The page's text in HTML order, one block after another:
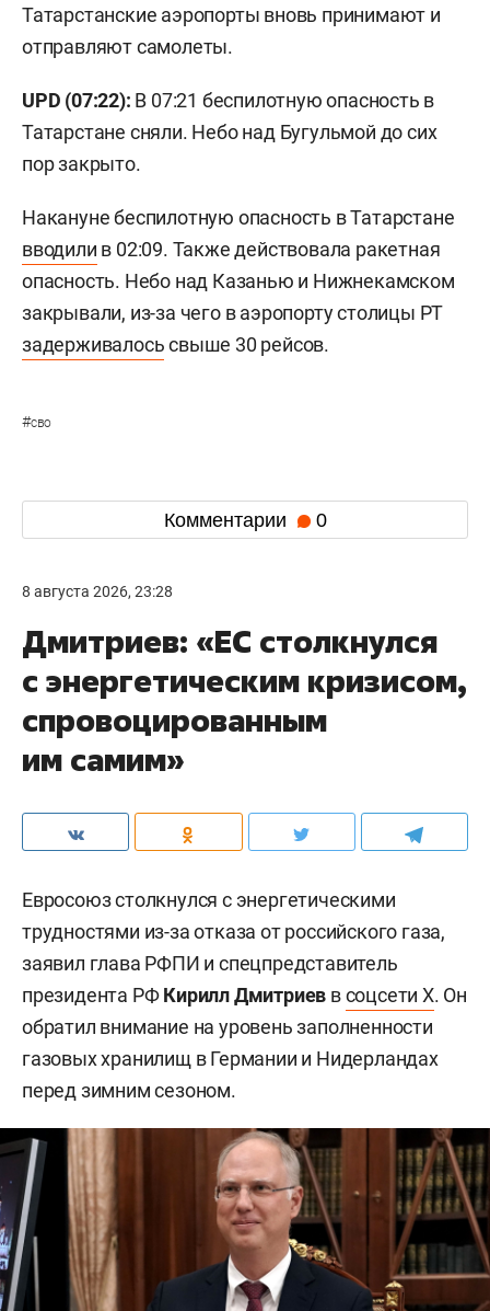
Татарстанские аэропорты вновь принимают и
отправляют самолеты.
UPD (07:22): В 07:21 беспилотную опасность в
Татарстане сняли. Небо над Бугульмой до сих
пор закрыто.
Накануне беспилотную опасность в Татарстане
вводили в 02:09. Также действовала ракетная
опасность. Небо над Казанью и Нижнекамском
закрывали, из-за чего в аэропорту столицы РТ
задерживалосьсвыше 30 рейсов.
#сво
Комментарии 0
8 августа 2026, 23:28
Дмитриев: «ЕС столкнулся
с энергетическим кризисом,
спровоцированным
им самим»
Евросоюз столкнулся с энергетическими
трудностями из-за отказа от российского газа,
заявил глава РФПИ и спецпредставитель
президента РФКирилл Дмитриев всоцсети X. Он
обратил внимание на уровень заполненности
газовых хранилищ в Германии и Нидерландах
перед зимним сезоном.